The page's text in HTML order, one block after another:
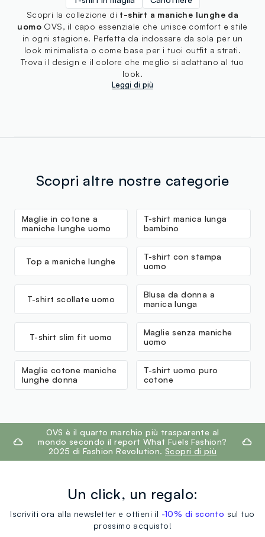
Scopri la collezione di t-shirt a maniche lunghe da
uomo OVS, il capo essenziale che unisce comfort e stile
in ogni stagione. Perfetta da indossare da sola per un
look minimalista o come base per i tuoi outfit a strati.
Trova il design e il colore che meglio si adattano al tuo
look.
Leggi di più
Scopri altre nostre categorie
Maglie in cotone a
maniche lunghe uomo
T-shirt manica lunga
bambino
Top a maniche lunghe
T-shirt con stampa
uomo
T-shirt scollate uomo
Blusa da donna a
manica lunga
T-shirt slim fit uomo
Maglie senza maniche
uomo
Maglie cotone maniche
lunghe donna
T-shirt uomo puro
cotone
footer.ariatitleOVS è il quarto marchio più trasparente al
mondo secondo il report What Fuels Fashion?
2025 di Fashion Revolution. Scopri di più
Un click, un regalo:
Iscriviti ora alla newsletter e ottieni il -10% di sconto sul tuo
prossimo acquisto!